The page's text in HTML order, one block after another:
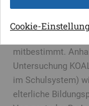
Cookie-
Der Bildungsweg
mitbestimmt.
Untersuchung
im Schulsystem)
elterliche